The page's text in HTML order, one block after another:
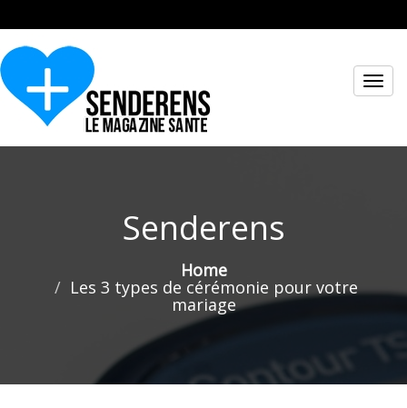
Senderens
Home
Les 3 types de cérémonie pour votre
mariage